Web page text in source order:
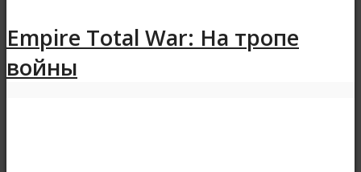
Empire Total War: На тропе
войны